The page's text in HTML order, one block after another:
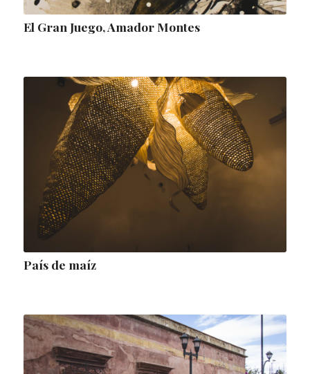
El Gran Juego, Amador Montes
País de maíz